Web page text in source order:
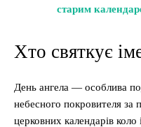
старим
Хто святкує
День ангела — особлива
небесного покровителя за
церковних календарів